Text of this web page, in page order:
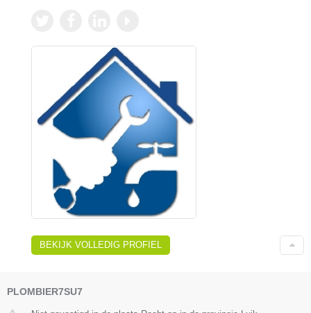
BEKIJK VOLLEDIG PROFIEL
PLOMBIER7SU7